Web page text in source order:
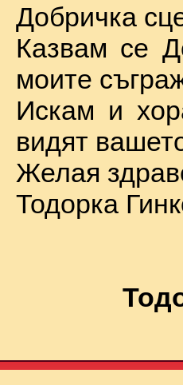
Добричка
Казвам се
моите
Искам и
видят
Желая
Тодорка